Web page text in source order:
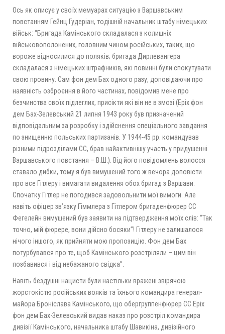
Ось як описує у своїх мемуарах ситуацію з Варшавським
повстанням Гейнц Гудеріан, тодішній начальник штабу німецьких
військ: “Бригада Камінського складалася з колишніх
військовополонених, головним чином російських, таких, що
вороже відносилися до поляків; бригада Дирлевангера
складалася з німецьких штрафників, які повинні були спокутувати
свою провину. Сам фон дем Бах одного разу, доповідаючи про
наявність озброєння в його частинах, повідомив мене про
безчинства своїх підлеглих, присікти які він не в змозі (Еріх фон
дем Бах-Зелевський 21 липня 1943 року був призначений
відповідальним за розробку і здійснення спеціального завдання
по знищенню польських партизанів. У 1944-45 рр. командував
різними підрозділами СС, брав найактивнішу участь у придушенні
Варшавського повстання – В.Ш.). Від його повідомлень волосся
ставало дибки, тому я був вимушений того ж вечора доповісти
про все Гітлеру і вимагати видалення обох бригад з Варшави.
Спочатку Гітлер не погодився задовольнити мої вимоги. Але
навіть офіцер зв’язку Гіммлера з Гітлером бригаденфюрер СС
Фегелейн вимушений був заявити на підтвердження моїх слів: “Так
точно, мій фюрере, вони дійсно босяки”! Гітлеру не залишалося
нічого іншого, як прийняти мою пропозицію. Фон дем Бах
потурбувався про те, щоб Камінського розстріляли – цим він
позбавився і від небажаного свідка”.
Навіть бездушні нацисти були настільки вражені звірячою
жорстокістю російських вояків та їхнього командира генерал-
майора Броніслава Камінського, що обергруппенфюрер СС Еріх
фон дем Бах-Зелевський видав наказ про розстріл командира
дивізії Камінського, начальника штабу Шавикіна, дивізійного